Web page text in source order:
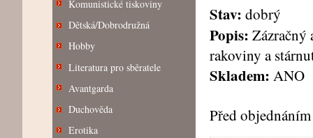
Komunistické tiskoviny
Dětská/Dobrodružná
Hobby
Literatura pro sběratele
Avantgarda
Duchověda
Erotika
Stav: dobrý
Popis: Zázračný
rakoviny a
Skladem: ANO
Před